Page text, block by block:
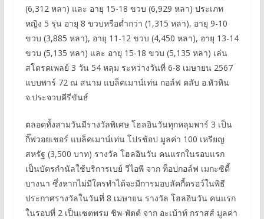
(6,312 หลา) และ อายุ 15-18 ขวบ (6,929 หลา) ประเภท
หญิง 5 รุ่น อายุ 8 ขวบหรือต่ำกว่า (1,315 หลา), อายุ 9-10
ขวบ (3,885 หลา), อายุ 11-12 ขวบ (4,450 หลา), อายุ 13-14
ขวบ (5,135 หลา) และ อายุ 15-18 ขวบ (5,135 หลา) เล่น
สโตรคเพลย์ 3 วัน 54 หลุม ระหว่างวันที่ 6-8 เมษายน 2567
แบบพาร์ 72 ณ สนาม แบล็คเมาน์เท่น กอล์ฟ คลับ อ.หัวหิน
จ.ประจวบคีรีขันธ์
ตลอดทั้งสามวันมีรางวัลพิเศษ โฮลอินวันทุกหลุมพาร์ 3 เป็น
กิ๊ฟวอยเชอร์ แบล็คเมาน์เท่น โปรช้อป มูลค่า 100 เหรียญ
สหรัฐ (3,500 บาท) รางวัล โฮลอินวัน คนแรกในรอบแรก
เป็นบัตรกำนัลใช้บริการเบย์ วีไอพี จาก ท็อปกอล์ฟ เมกะซิตี้
บางนา ซึ่งหากไม่มีใครทำได้จะมีการมอบลัคกี้ดรอว์ในพิธี
ประกาศรางวัลในวันที่ 8 เมษายน รางวัล โฮลอินวัน คนแรก
ในรอบที่ 2 เป็นเซตพรม ชิพ-พัตต์ จาก อะเบ้าท์ กราสส์ มูลค่า